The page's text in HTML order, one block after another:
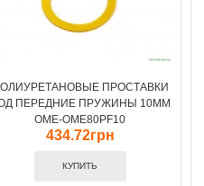
ПРОСТАВКИ
ПЕРЕДНИЕ ПРУЖИНЫ 10MM
OME-OME80PF10
434.72грн